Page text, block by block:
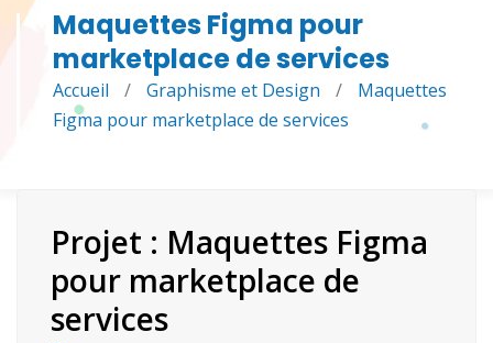
Maquettes Figma pour
marketplace de services
Accueil / Graphisme et Design /
Maquettes
Figma pour marketplace de services
Projet : Maquettes Figma
pour marketplace de
services